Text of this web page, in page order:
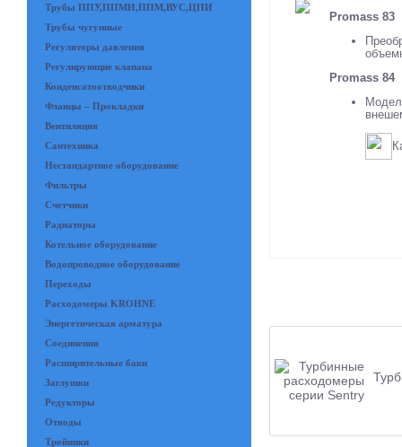
Трубы ППУ,ППМИ,ППМ,ВУС,ЦПИ
Трубы чугунные
Регуляторы давления
Регулирующие клапана
Конденсатоотводчики
Фланцы – Прокладки
Вентиляция
Сантехника
Нестандартное оборудование
Фильтры
Счетчики
Радиаторы
Котельное оборудование
Водопроводное оборудование
Переходы
Расходомеры KROHNE
Энергетическая арматура
Соединения
Расширительные баки
Заглушки
Редукторы
Отводы
Тройники
Promass 83
Promass 84